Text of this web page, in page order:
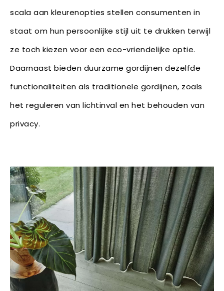
scala aan kleurenopties stellen consumenten in
staat om hun persoonlijke stijl uit te drukken terwijl
ze toch kiezen voor een eco-vriendelijke optie.
Daarnaast bieden duurzame gordijnen dezelfde
functionaliteiten als traditionele gordijnen, zoals
het reguleren van lichtinval en het behouden van
privacy.